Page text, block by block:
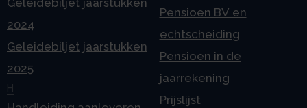
Geleidebiljet jaarstukken
2024
Geleidebiljet jaarstukken
2025
H
Pensioen BV en
echtscheiding
Pensioen in de
jaarrekening
Prijslijst